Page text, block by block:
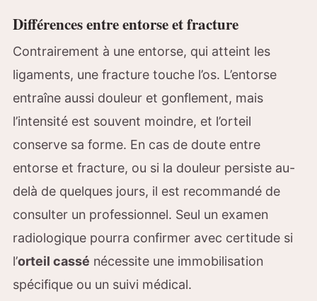
Différences entre entorse et fracture
Contrairement à une entorse, qui atteint les
ligaments, une fracture touche l’os. L’entorse
entraîne aussi douleur et gonflement, mais
l’intensité est souvent moindre, et l’orteil
conserve sa forme. En cas de doute entre
entorse et fracture, ou si la douleur persiste au-
delà de quelques jours, il est recommandé de
consulter un professionnel. Seul un examen
radiologique pourra confirmer avec certitude si
l’orteil cassé nécessite une immobilisation
spécifique ou un suivi médical.